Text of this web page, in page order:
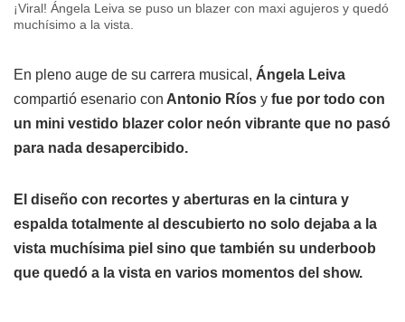
¡Viral! Ángela Leiva se puso un blazer con maxi agujeros y quedó
muchísimo a la vista.
En pleno auge de su carrera musical, Ángela Leiva
compartió esenario con Antonio Ríos y fue por todo con
un mini vestido blazer color neón vibrante que no pasó
para nada desapercibido.
El diseño con recortes y aberturas en la cintura y
espalda totalmente al descubierto no solo dejaba a la
vista muchísima piel sino que también su underboob
que quedó a la vista en varios momentos del show.